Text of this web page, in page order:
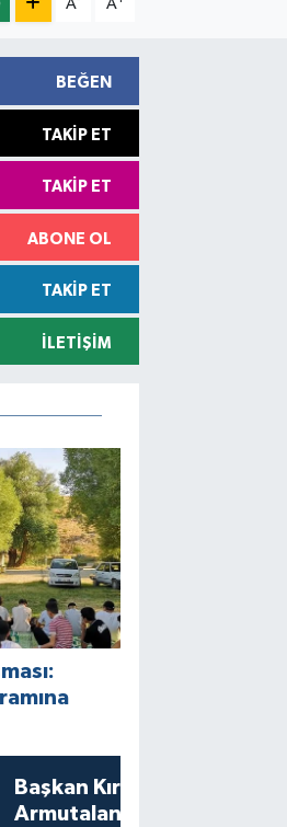
A A
BEĞEN
TAKIP ET
TAKIP ET
ABONE OL
TAKIP ET
İLETIŞIM
Başkan Kıraç
Armutalan’da